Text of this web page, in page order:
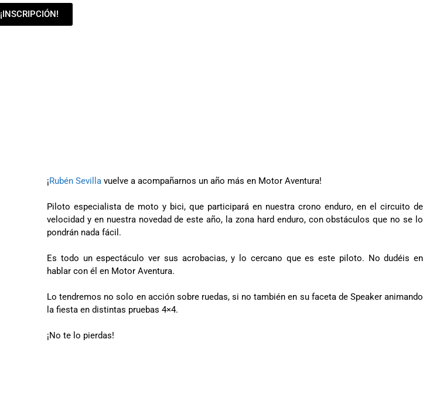
¡INSCRIPCIÓN!
¡Rubén Sevilla vuelve a acompañarnos un año más en Motor Aventura!
Piloto especialista de moto y bici, que participará en nuestra crono enduro, en el circuito de
velocidad y en nuestra novedad de este año, la zona hard enduro, con obstáculos que no se lo
pondrán nada fácil.
Es todo un espectáculo ver sus acrobacias, y lo cercano que es este piloto. No dudéis en
hablar con él en Motor Aventura.
Lo tendremos no solo en acción sobre ruedas, si no también en su faceta de Speaker animando
la fiesta en distintas pruebas 4×4.
¡No te lo pierdas!